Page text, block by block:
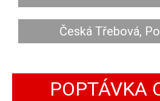
Česká Třebová,
POPTÁVKA